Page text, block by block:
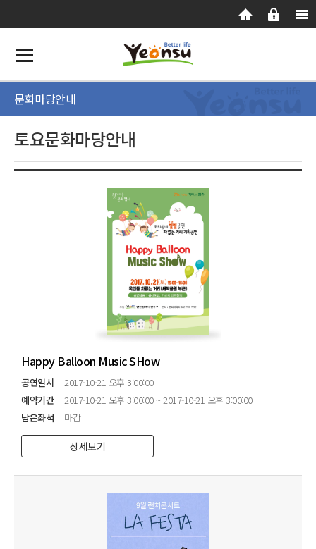
토요문화마당안내
문화마당안내
Happy Balloon Music SHow
공연일시
2017-10-21 오후 3:00:00
예약기간
2017-10-21 오후 3:00:00 ~ 2017-10-21 오후 3:00:00
남은좌석
마감
상세보기